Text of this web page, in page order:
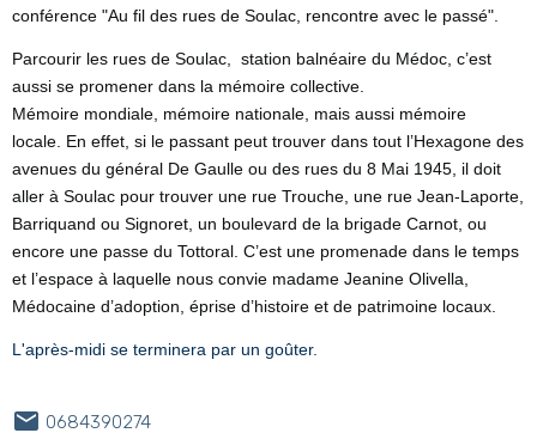
conférence "Au fil des rues de Soulac, rencontre avec le passé".
Parcourir les rues de Soulac, station balnéaire du Médoc, c’est
aussi se promener dans la mémoire collective.
Mémoire mondiale, mémoire nationale, mais aussi mémoire
locale. En effet, si le passant peut trouver dans tout l’Hexagone des
avenues du général De Gaulle ou des rues du 8 Mai 1945, il doit
aller à Soulac pour trouver une rue Trouche, une rue Jean-Laporte,
Barriquand ou Signoret, un boulevard de la brigade Carnot, ou
encore une passe du Tottoral. C’est une promenade dans le temps
et l’espace à laquelle nous convie madame Jeanine Olivella,
Médocaine d’adoption, éprise d’histoire et de patrimoine locaux.
L'après-midi se terminera par un goûter.
0684390274